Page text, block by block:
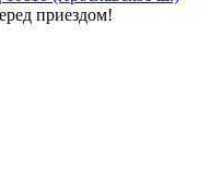
приездом!